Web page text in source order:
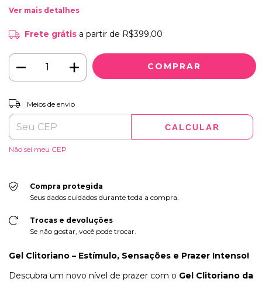
Ver mais detalhes
Frete grátis a partir de R$399,00
Entregas para o CEP:
Meios de envio
CALCULAR
Não sei meu CEP
Compra protegida
Seus dados cuidados durante toda a compra.
Trocas e devoluções
Se não gostar, você pode trocar.
Gel Clitoriano – Estímulo, Sensações e Prazer Intenso!
Descubra um novo nível de prazer com o Gel Clitoriano da